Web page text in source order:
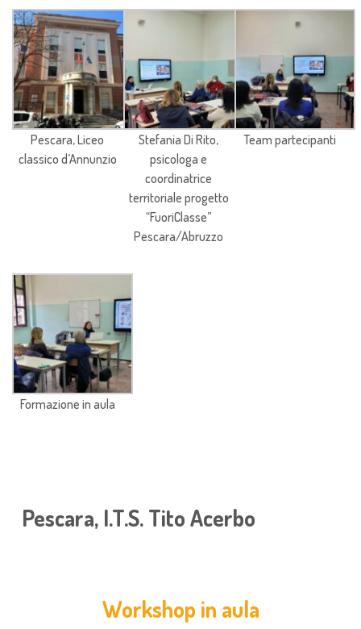
Pescara, Liceo
classico d’Annunzio
Stefania Di Rito,
psicologa e
coordinatrice
territoriale progetto
“FuoriClasse”
Pescara/Abruzzo
Team partecipanti
Formazione in aula
Pescara, I.T.S. Tito Acerbo
Workshop in aula